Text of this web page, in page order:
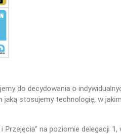
do decydowania o
stosujemy technologię, w
i Przejęcia” na poziomie